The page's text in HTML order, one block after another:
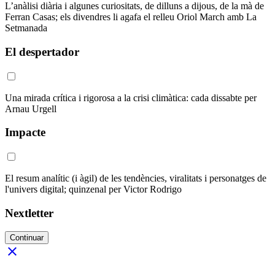
L’anàlisi diària i algunes curiositats, de dilluns a dijous, de la mà de
Ferran Casas; els divendres li agafa el relleu Oriol March amb La
Setmanada
El despertador
Una mirada crítica i rigorosa a la crisi climàtica: cada dissabte per
Arnau Urgell
Impacte
El resum analític (i àgil) de les tendències, viralitats i personatges de
l'univers digital; quinzenal per Victor Rodrigo
Nextletter
Continuar
close